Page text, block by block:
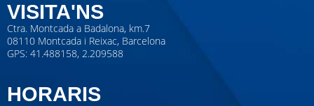
VISITA'NS
Ctra. Montcada a Badalona, km.7
08110 Montcada i Reixac, Barcelona
GPS: 41.488158, 2.209588
HORARIS